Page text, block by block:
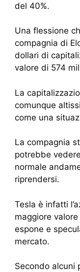
del 40%.
Una flessione
compagnia di
dollari di
valore di 574
La
comunque
come una
La compagnia
potrebbe
normale
riprendersi.
Tesla è infatti
maggiore
espone e
mercato.
Secondo alcuni